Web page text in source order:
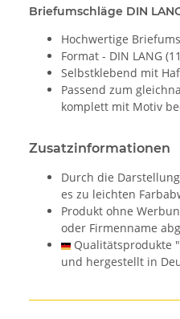
Briefumschläge DIN
Hochwertige
Format - DIN LANG
Selbstklebend mit
Passend zum
komplett mit Motiv
Zusatzinformationen
Durch die
es zu leichten
Produkt ohne
oder Firmenname
Qualitätsprodukte
und hergestellt in